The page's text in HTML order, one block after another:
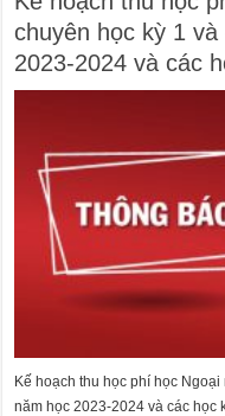
chuyên học kỳ 1
2023-2024 và các
Kế hoạch thu học phí học
năm học 2023-2024 và các học